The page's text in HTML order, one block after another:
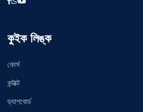
কুইক লিঙ্ক
কোর্স
কন্টাক্ট
ড্যাশবোর্ড